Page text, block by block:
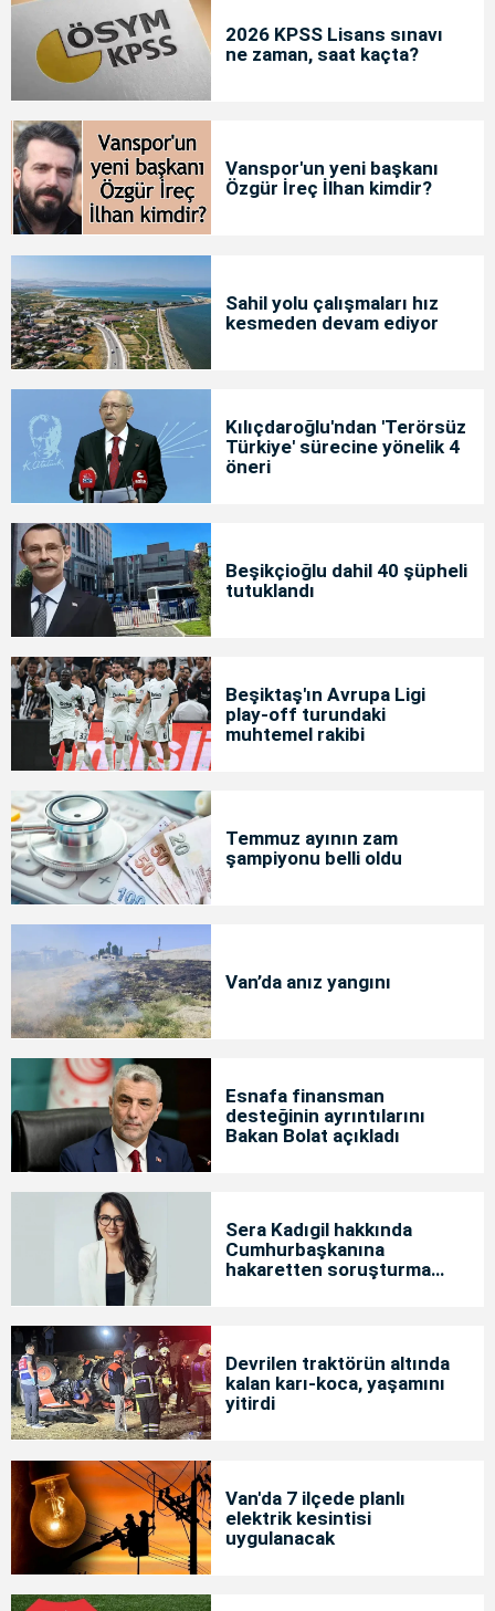
2026 KPSS Lisans sınavı
ne zaman, saat kaçta?
Vanspor'un yeni başkanı
Özgür İreç İlhan kimdir?
Sahil yolu çalışmaları hız
kesmeden devam ediyor
Kılıçdaroğlu'ndan 'Terörsüz
Türkiye' sürecine yönelik 4
öneri
Beşikçioğlu dahil 40 şüpheli
tutuklandı
Beşiktaş'ın Avrupa Ligi
play-off turundaki
muhtemel rakibi
Temmuz ayının zam
şampiyonu belli oldu
Van’da anız yangını
Esnafa finansman
desteğinin ayrıntılarını
Bakan Bolat açıkladı
Sera Kadıgil hakkında
Cumhurbaşkanına
hakaretten soruşturma
Devrilen traktörün altında
kalan karı-koca, yaşamını
yitirdi
Van'da 7 ilçede planlı
elektrik kesintisi
uygulanacak